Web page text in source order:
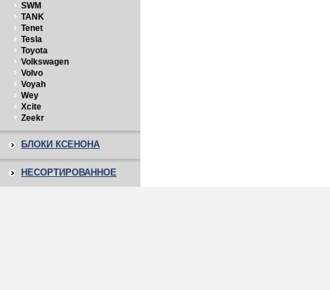
SWM
TANK
Tenet
Tesla
Toyota
Volkswagen
Volvo
Voyah
Wey
Xcite
Zeekr
БЛОКИ КСЕНОНА
НЕСОРТИРОВАННОЕ